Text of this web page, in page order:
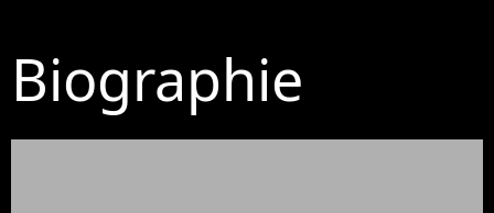
Biographie